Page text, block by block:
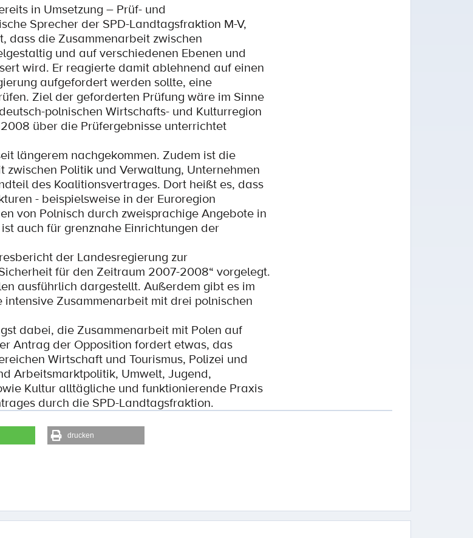
in Umsetzung – Prüf- und
Sprecher der SPD-Landtagsfraktion M-V,
dass die Zusammenarbeit zwischen
und auf verschiedenen Ebenen und
wird. Er reagierte damit ablehnend auf einen
aufgefordert werden sollte, eine
Ziel der geforderten Prüfung wäre im Sinne
polnischen Wirtschafts- und Kulturregion
über die Prüfergebnisse unterrichtet
längerem nachgekommen. Zudem ist die
Politik und Verwaltung, Unternehmen
des Koalitionsvertrages. Dort heißt es, dass
- beispielsweise in der Euroregion
von Polnisch durch zweisprachige Angebote in
auch für grenznahe Einrichtungen der
der Landesregierung zur
für den Zeitraum 2007-2008“ vorgelegt.
ausführlich dargestellt. Außerdem gibt es im
Zusammenarbeit mit drei polnischen
dabei, die Zusammenarbeit mit Polen auf
Antrag der Opposition fordert etwas, das
Wirtschaft und Tourismus, Polizei und
Arbeitsmarktpolitik, Umwelt, Jugend,
Kultur alltägliche und funktionierende Praxis
durch die SPD-Landtagsfraktion.
drucken